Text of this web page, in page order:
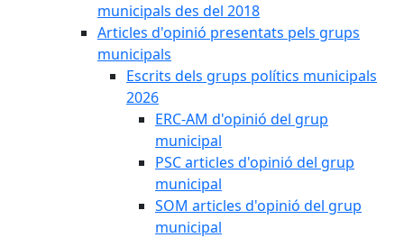
municipals des del 2018
Articles d'opinió presentats pels grups
municipals
Escrits dels grups polítics municipals
2026
ERC-AM d'opinió del grup
municipal
PSC articles d'opinió del grup
municipal
SOM articles d'opinió del grup
municipal